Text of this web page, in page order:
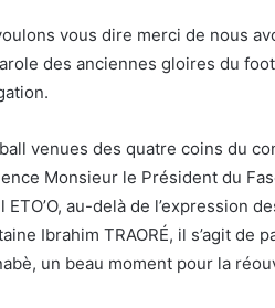
vous dire merci de nous
des anciennes gloires du
venues des quatre coins du
Monsieur le Président du
ETO’O, au-delà de l’expression
Ibrahim TRAORÉ, il s’agit de
un beau moment pour la